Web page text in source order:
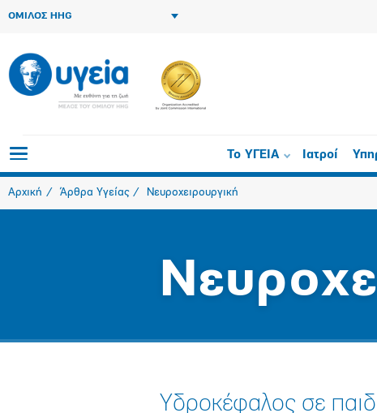
ΟΜΙΛΟΣ HHG
Το ΥΓΕΙΑ Ιατροί
Αρχική Άρθρα Υγείας Νευροχειρουργική
Υδροκέφαλος σε